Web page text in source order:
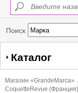
Поиск
Каталог
Магазин «GrandeMarca»
CoquetteRevue (Франция)